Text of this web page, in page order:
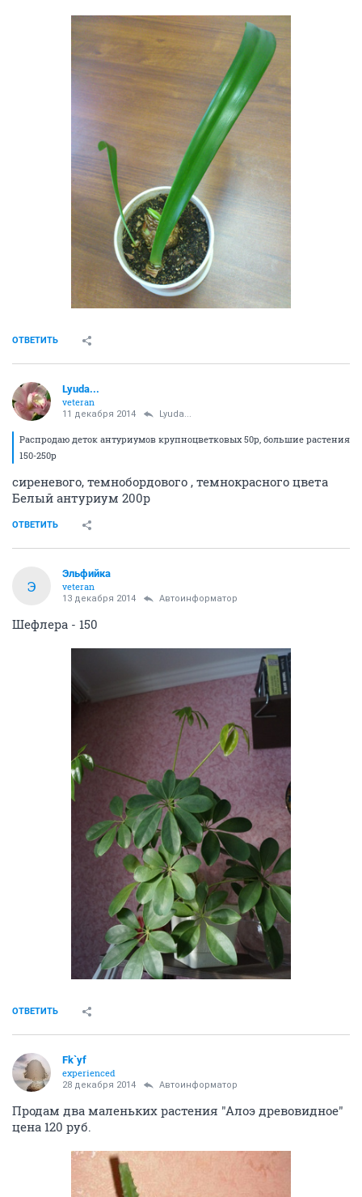
ОТВЕТИТЬ
Lyuda...
veteran
11 декабря 2014 Lyuda...
Распродаю деток антуриумов крупноцветковых 50р, большие растения
150-250р
сиреневого, темнобордового , темнокрасного цвета
Белый антуриум 200р
ОТВЕТИТЬ
Э
Эльфийка
veteran
13 декабря 2014 Автоинформатор
Шефлера - 150
ОТВЕТИТЬ
Fk`yf
experienced
28 декабря 2014 Автоинформатор
Продам два маленьких растения "Алоэ древовидное"
цена 120 руб.